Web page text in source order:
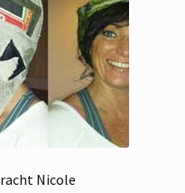
Nicole